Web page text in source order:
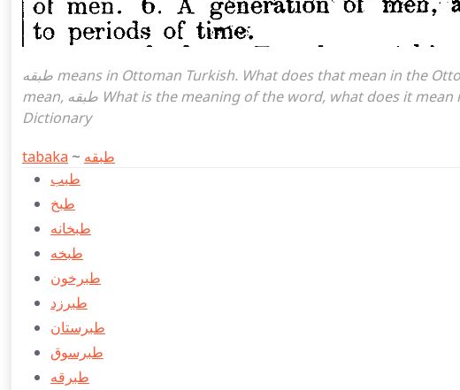
طبقه means in Ottoman Turkish. What does that mean in the Ottoman language طبقه. طبقه attoman turkish I
mean, طبقه What is the meaning of the word, what does it mean in turkish طبقه, Ottoman Turkish English
Dictionary
tabaka ~ طبقه
طبب
طبخ
طبخانه
طبخه
طبرخون
طبرزد
طبرستان
طبرسوق
طبرقه